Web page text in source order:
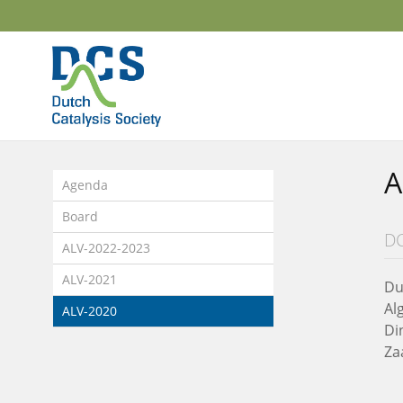
links
Spring
naar
de
inhoud
naar
het
menu
Agenda
Board
ALV-2022-2023
ALV-2021
ALV-2020